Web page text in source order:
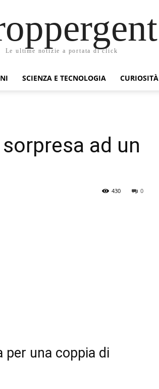
Le ultime notizie a portata di click
SCIENZA E TECNOLOGIA CURIOSITÀ
ad un
0
430
per una coppia di